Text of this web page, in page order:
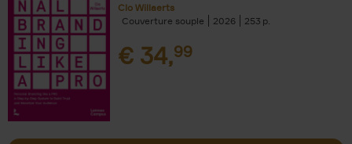
Clo Willaerts
Couverture souple
2026 253
€ 34,99